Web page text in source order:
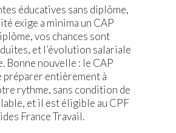
éducatives sans diplôme,
exige a minima un CAP
vos chances sont
et l’évolution salariale
Bonne nouvelle : le CAP
préparer entièrement à
rythme, sans condition de
et il est éligible au CPF
France Travail.